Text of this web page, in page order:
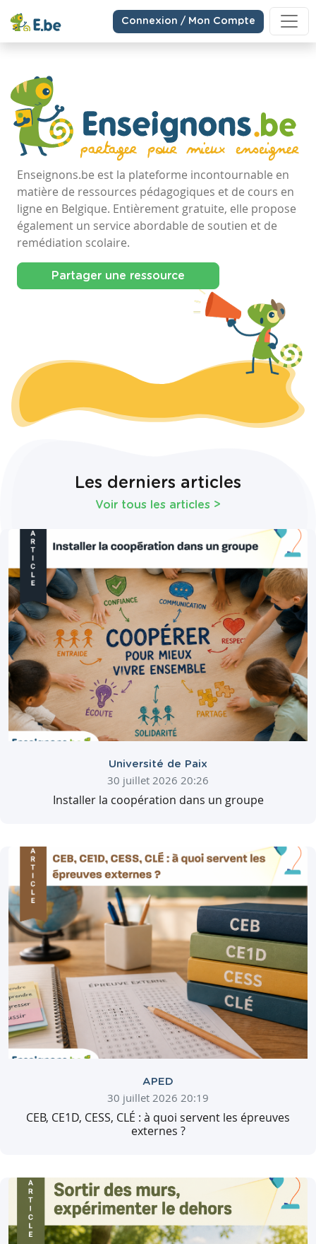
Connexion / Mon Compte
Enseignons.be est la plateforme incontournable en
matière de ressources pédagogiques et de cours en
ligne en Belgique. Entièrement gratuite, elle propose
également un service abordable de soutien et de
remédiation scolaire.
Partager une ressource
Les derniers articles
Voir tous les articles >
Université de Paix
30 juillet 2026 20:26
Installer la coopération dans un groupe
APED
30 juillet 2026 20:19
CEB, CE1D, CESS, CLÉ : à quoi servent les épreuves
externes ?